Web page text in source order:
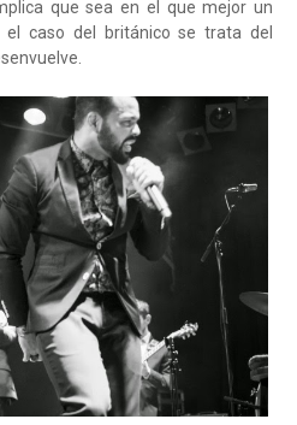
que sea en el que mejor un
caso del británico se trata del